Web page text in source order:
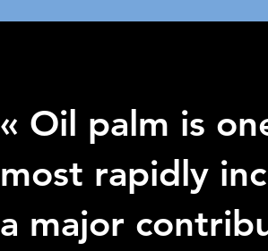
« Oil palm is
most rapidly
a major